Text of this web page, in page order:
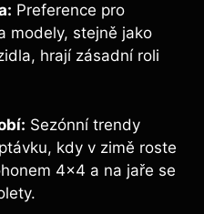
Preference pro
modely, stejně jako
hrají zásadní roli
Sezónní trendy
kdy v zimě roste
4×4 a na jaře se